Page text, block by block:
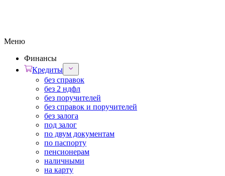
Меню
Финансы
Кредиты
без справок
без 2 ндфл
без поручителей
без справок и поручителей
без залога
под залог
по двум документам
по паспорту
пенсионерам
наличными
на карту